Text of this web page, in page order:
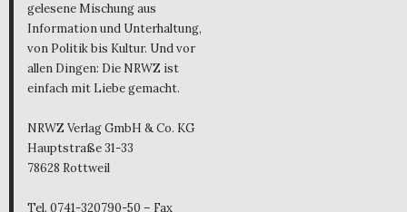
gelesene Mischung aus
Information und Unterhaltung,
von Politik bis Kultur. Und vor
allen Dingen: Die NRWZ ist
einfach mit Liebe gemacht.
NRWZ Verlag GmbH & Co. KG
Hauptstraße 31-33
78628 Rottweil
Tel. 0741-320790-50 – Fax